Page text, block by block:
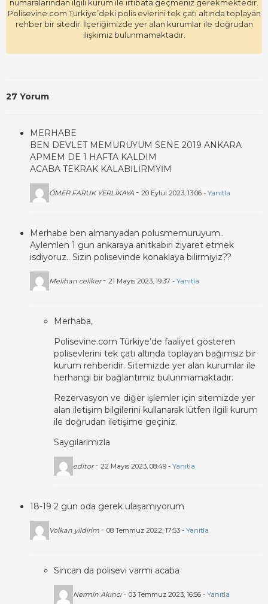
numaralarından ilgili kurum ile irtibata geçmeniz gerekmektedir.
Polisevine.com Türkiye’deki polis evlerini tek çatı altında toplayan
rehber bir sitedir. İçeriğimizde yer alan kurumlar ile doğrudan
ilişkimiz bulunmamaktadır.
27 Yorum
MERHABE
BEN DEVLET MEMURUYUM SENE 2019 ANKARA
APMEM DE 1 HAFTA KALDIM
ACABA TEKRAK KALABİLİRMYİM
ÖMER FARUK YERLİKAYA - 20 Eylül 2023, 13:06 - Yanıtla
Merhabe ben almanyadan polusmemuruyum..
Aylemlen 1 gun ankaraya anitkabiri ziyaret etmek
isdiyoruz.. Sizin polisevinde konaklaya bilirmiyiz??
Melihan celiker - 21 Mayıs 2023, 19:37 - Yanıtla
Merhaba,
Polisevine.com Türkiye’de faaliyet gösteren
polisevlerini tek çatı altında toplayan bağımsız bir
kurum rehberidir. Sitemizde yer alan kurumlar ile
herhangi bir bağlantımız bulunmamaktadır.
Rezervasyon ve diğer işlemler için sitemizde yer
alan iletişim bilgilerini kullanarak lütfen ilgili kurum
ile doğrudan iletişime geçiniz.
Saygılarımızla
editor - 22 Mayıs 2023, 08:49 - Yanıtla
18-19 2 gün oda gerek ulaşamıyorum
Volkan yildirim - 08 Temmuz 2022, 17:53 - Yanıtla
Sincan da polisevi varmi acaba
Nermin Akıncı - 03 Temmuz 2023, 16:56 - Yanıtla